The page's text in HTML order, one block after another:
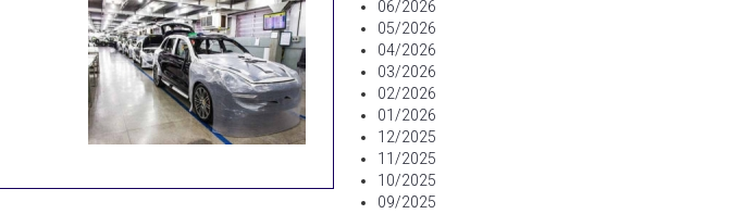
06/2026
05/2026
04/2026
03/2026
02/2026
01/2026
12/2025
11/2025
10/2025
09/2025